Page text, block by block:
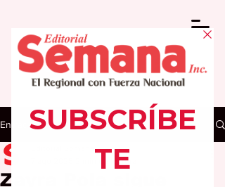
Entrada
Zayra Pola sigue
2 min de lectura